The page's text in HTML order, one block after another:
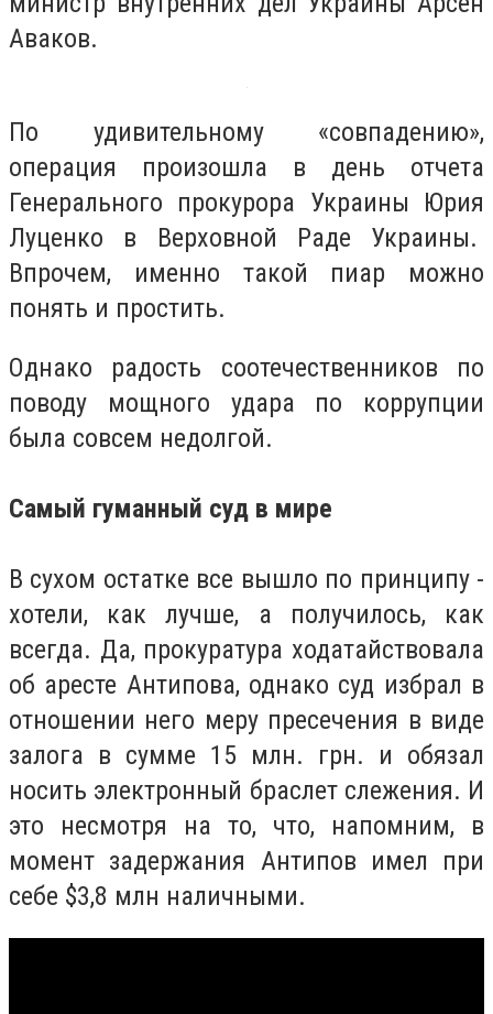
Аваков.
По удивительному «совпадению»,
операция произошла в день отчета
Генерального прокурора Украины Юрия
Луценко в Верховной Раде Украины.
Впрочем, именно такой пиар можно
понять и простить.
Однако радость соотечественников по
поводу мощного удара по коррупции
была совсем недолгой.
Самый гуманный суд в мире
В сухом остатке все вышло по принципу -
хотели, как лучше, а получилось, как
всегда. Да, прокуратура ходатайствовала
об аресте Антипова, однако суд избрал в
отношении него меру пресечения в виде
залога в сумме 15 млн. грн. и обязал
носить электронный браслет слежения. И
это несмотря на то, что, напомним, в
момент задержания Антипов имел при
себе $3,8 млн наличными.